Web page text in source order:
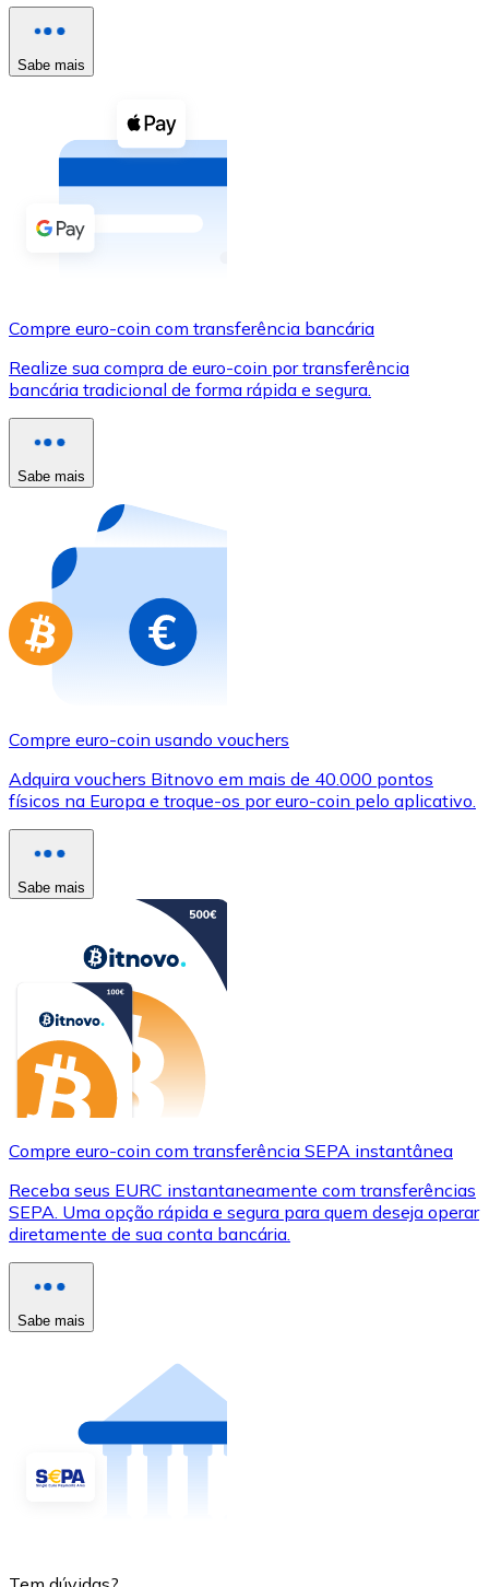
Ver tudo
Cupons cripto
Compre criptomoedas com dinheiro e outros
Comprar com dinheiro
Transferência SEPA
Use cartões Visa e Mastercard para comprar
Comprar com cartão
Compre cartões-presente das suas marcas favoritas
Ir para a loja de cartões-presente
Sabe mais
Compre euro-coin com transferência bancária
Realize sua compra de euro-coin por transferência
bancária tradicional de forma rápida e segura.
Sabe mais
Compre euro-coin usando vouchers
Adquira vouchers Bitnovo em mais de 40.000 pontos
físicos na Europa e troque-os por euro-coin pelo aplicativo.
Sabe mais
Compre euro-coin com transferência SEPA instantânea
Receba seus EURC instantaneamente com transferências
SEPA. Uma opção rápida e segura para quem deseja operar
diretamente de sua conta bancária.
Sabe mais